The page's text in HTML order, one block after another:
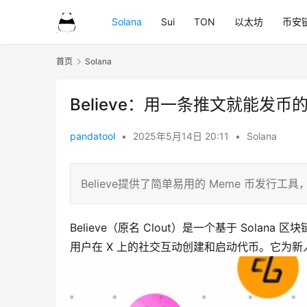
Solana Sui TON 以太坊 币安
首页 Solana
Believe：用一条推文就能发币
pandatool • 2025年5月14日 20:11 • Solana
Believe提供了简单易用的 Meme 币发行工具
Believe（原名 Clout）是一个基于 Solana 区
用户在 X 上的社交互动创建和启动代币。它为